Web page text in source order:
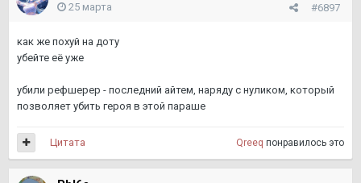
#6897
25 марта
как же похуй на доту
убейте её уже
убили рефшерер - последний айтем, наряду с нуликом, который
позволяет убить героя в этой параше
Qreeq понравилось это
Цитата